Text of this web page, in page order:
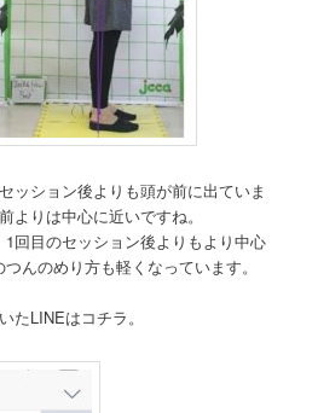
ッション後よりも頭が前に出ていま
よりは中心に近いですね。
回目のセッション後よりもより中心
んのめり方も軽くなっています。
たLINEはコチラ。